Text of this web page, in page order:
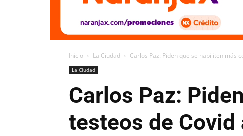
Inicio La Ciudad Carlos Paz: Piden que se habiliten más
La Ciudad
Carlos Paz:
testeos de